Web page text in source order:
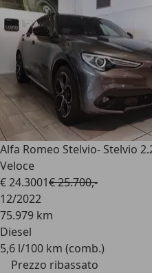
Alfa Romeo Stelvio- Stelvio
Veloce
€ 24.3001€ 25.700,-
12/2022
75.979 km
Diesel
5,6 l/100 km (comb.)
Prezzo ribassato